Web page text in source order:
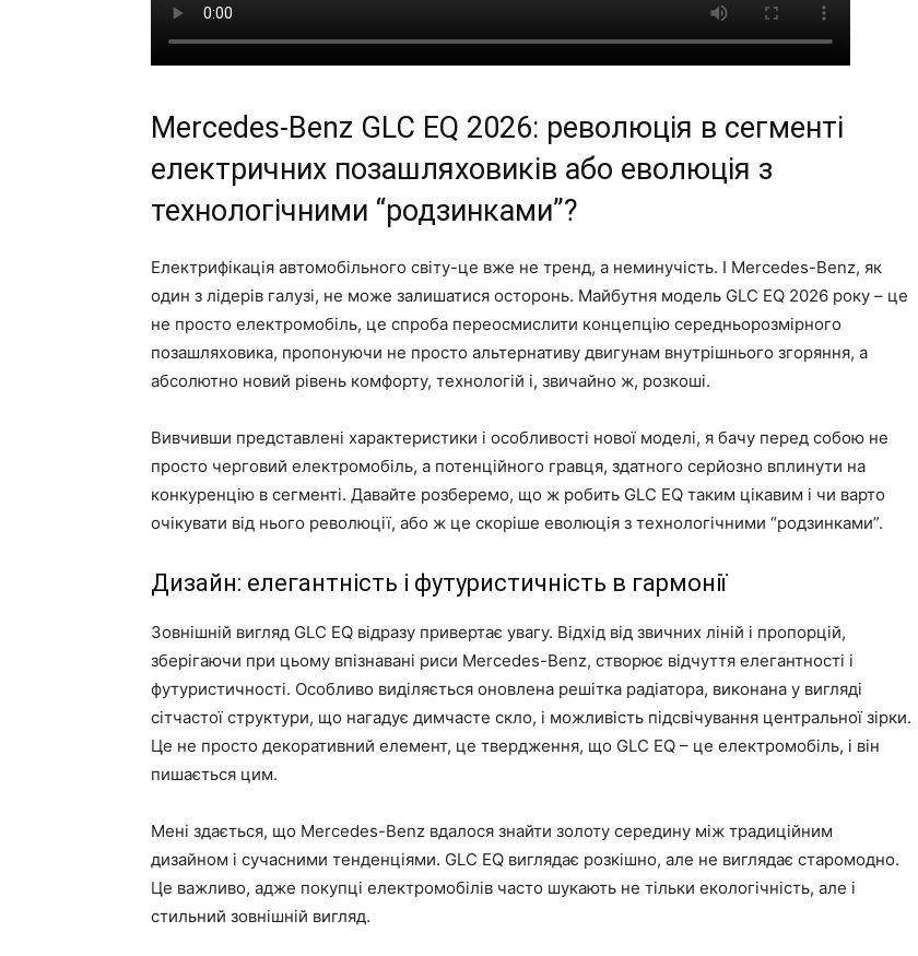
Mercedes-Benz GLC EQ 2026: революція в сегменті
електричних позашляховиків або еволюція з
технологічними “родзинками”?
Електрифікація автомобільного світу-це вже не тренд, а неминучість. І Mercedes-Benz, як
один з лідерів галузі, не може залишатися осторонь. Майбутня модель GLC EQ 2026 року – це
не просто електромобіль, це спроба переосмислити концепцію середньорозмірного
позашляховика, пропонуючи не просто альтернативу двигунам внутрішнього згоряння, а
абсолютно новий рівень комфорту, технологій і, звичайно ж, розкоші.
Вивчивши представлені характеристики і особливості нової моделі, я бачу перед собою не
просто черговий електромобіль, а потенційного гравця, здатного серйозно вплинути на
конкуренцію в сегменті. Давайте розберемо, що ж робить GLC EQ таким цікавим і чи варто
очікувати від нього революції, або ж це скоріше еволюція з технологічними “родзинками”.
Дизайн: елегантність і футуристичність в гармонії
Зовнішній вигляд GLC EQ відразу привертає увагу. Відхід від звичних ліній і пропорцій,
зберігаючи при цьому впізнавані риси Mercedes-Benz, створює відчуття елегантності і
футуристичності. Особливо виділяється оновлена решітка радіатора, виконана у вигляді
сітчастої структури, що нагадує димчасте скло, і можливість підсвічування центральної зірки.
Це не просто декоративний елемент, це твердження, що GLC EQ – це електромобіль, і він
пишається цим.
Мені здається, що Mercedes-Benz вдалося знайти золоту середину між традиційним
дизайном і сучасними тенденціями. GLC EQ виглядає розкішно, але не виглядає старомодно.
Це важливо, адже покупці електромобілів часто шукають не тільки екологічність, але і
стильний зовнішній вигляд.